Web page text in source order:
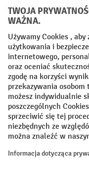
Sieci
Facebook
YouTube
LinkedIn
Instagram
Regulamin
Oświadczenie o
Ustawienia
All prices excl. VAT plus